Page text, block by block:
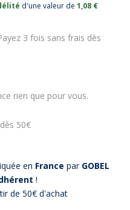
d'une valeur de1,08 €
3 fois sans frais dès
rien que pour vous.
50€
en Francepar GOBEL
!
de 50€ d'achat